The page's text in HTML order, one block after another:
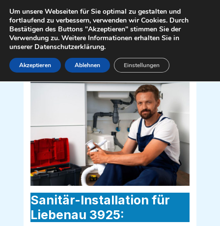
Inhalt
springen
Sanitär Installateur für Liebenau 3925
Sanitär-Installation für
Liebenau 3925:
Um unsere Webseiten für Sie optimal zu gestalten und
fortlaufend zu verbessern, verwenden wir Cookies. Durch
Bestätigen des Buttons "Akzeptieren" stimmen Sie der
Verwendung zu. Weitere Informationen erhalten Sie in
unserer Datenschutzerklärung.
Akzeptieren Ablehnen Einstellungen